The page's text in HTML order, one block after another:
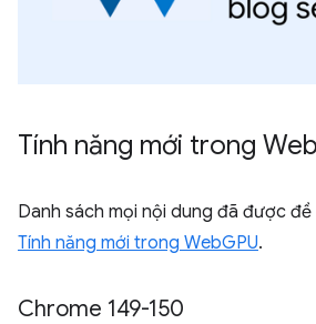
Tính năng mới trong Web
Danh sách mọi nội dung đã được
Tính năng mới trong WebGPU.
Chrome 149-150